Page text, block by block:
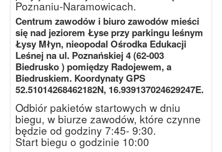
Poznaniu-Naramowicach.
Centrum zawodów i biuro zawodów mieści
się nad jeziorem Łyse przy parkingu leśnym
Łysy Młyn, nieopodal Ośrodka Edukacji
Leśnej na ul. Poznańskiej 4 (62-003
Biedrusko ) pomiędzy Radojewem, a
Biedruskiem. Koordynaty GPS
52.51014268462182N, 16.939137024629247E.
Odbiór pakietów startowych w dniu
biegu, w biurze zawodów, które czynne
będzie od godziny 7:45- 9:30.
Start biegu o godzinie 10:00